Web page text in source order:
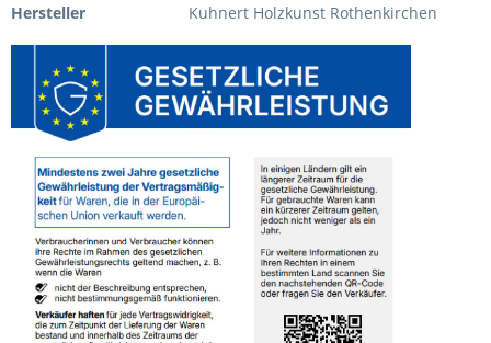
Hersteller
Kuhnert Holzkunst Rothenkirchen